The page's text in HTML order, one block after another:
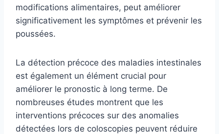
modifications alimentaires, peut améliorer
significativement les symptômes et prévenir les
poussées.
La détection précoce des maladies intestinales
est également un élément crucial pour
améliorer le pronostic à long terme. De
nombreuses études montrent que les
interventions précoces sur des anomalies
détectées lors de coloscopies peuvent réduire